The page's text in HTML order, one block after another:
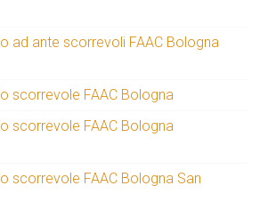
ad ante scorrevoli FAAC Bologna
scorrevole FAAC Bologna
scorrevole FAAC Bologna
scorrevole FAAC Bologna San